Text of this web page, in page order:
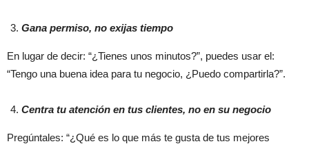
Gana permiso, no exijas tiempo
En lugar de decir: “¿Tienes unos minutos?”, puedes usar el:
“Tengo una buena idea para tu negocio, ¿Puedo compartirla?”.
Centra tu atención en tus clientes, no en su negocio
Pregúntales: “¿Qué es lo que más te gusta de tus mejores